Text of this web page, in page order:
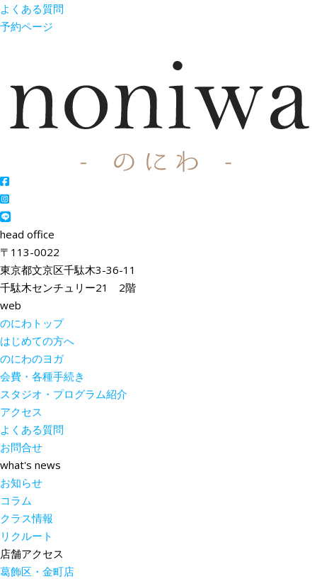
よくある質問
予約ページ
head office
〒113-0022
東京都文京区千駄木3-36-11
千駄木センチュリー21 2階
web
のにわトップ
はじめての方へ
のにわのヨガ
会費・各種手続き
スタジオ・プログラム紹介
アクセス
よくある質問
お問合せ
what's news
お知らせ
コラム
クラス情報
リクルート
店舗アクセス
葛飾区・金町店